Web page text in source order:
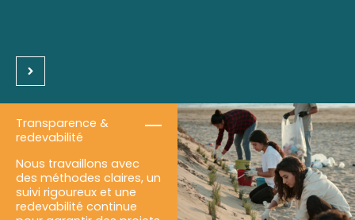
Transparence &
redevabilité
Nous travaillons avec
des méthodes claires, un
suivi rigoureux et une
redevabilité continue